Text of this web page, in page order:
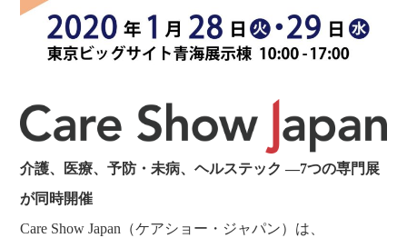
介護、医療、予防・未病、ヘルステック ―7つの専門展
が同時開催
Care Show Japan（ケアショー・ジャパン）は、